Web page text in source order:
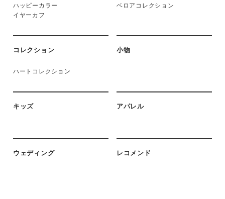
ハッピーカラー
イヤーカフ
ベロアコレクション
コレクション
ハートコレクション
小物
キッズ アパレル
ウェディング レコメンド